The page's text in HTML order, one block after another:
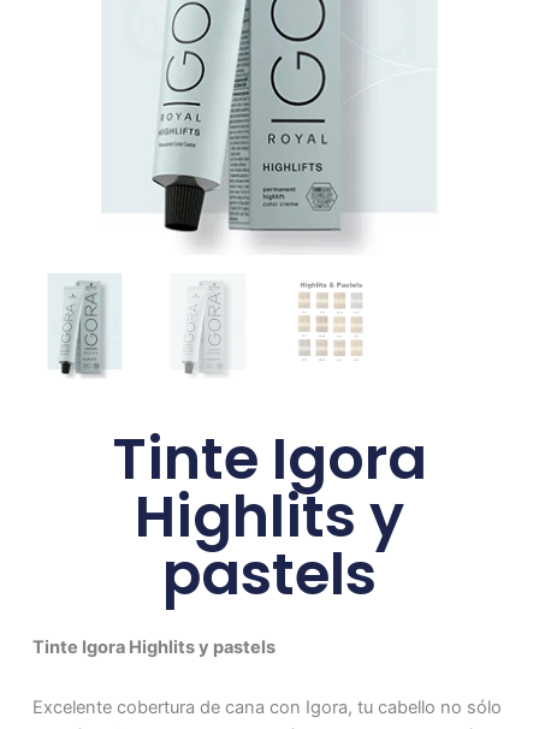
Tinte Igora
Highlits y
pastels
Tinte Igora Highlits y pastels
Excelente cobertura de cana con Igora, tu cabello no sólo